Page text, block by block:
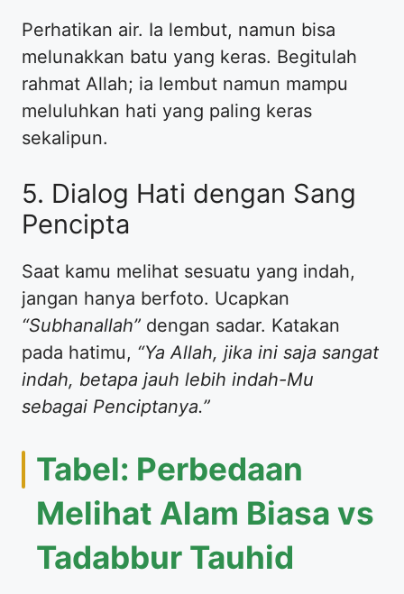
Perhatikan air. Ia lembut, namun bisa
melunakkan batu yang keras. Begitulah
rahmat Allah; ia lembut namun mampu
meluluhkan hati yang paling keras
sekalipun.
5. Dialog Hati dengan Sang
Pencipta
Saat kamu melihat sesuatu yang indah,
jangan hanya berfoto. Ucapkan
“Subhanallah” dengan sadar. Katakan
pada hatimu, “Ya Allah, jika ini saja sangat
indah, betapa jauh lebih indah-Mu
sebagai Penciptanya.”
Tabel: Perbedaan
Melihat Alam Biasa vs
Tadabbur Tauhid